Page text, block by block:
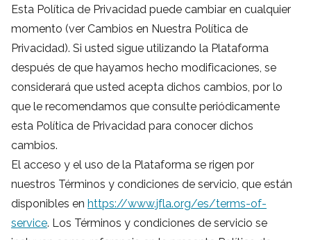
Esta Política de Privacidad puede cambiar en cualquier
momento (ver Cambios en Nuestra Política de
Privacidad). Si usted sigue utilizando la Plataforma
después de que hayamos hecho modificaciones, se
considerará que usted acepta dichos cambios, por lo
que le recomendamos que consulte periódicamente
esta Política de Privacidad para conocer dichos
cambios.
El acceso y el uso de la Plataforma se rigen por
nuestros Términos y condiciones de servicio, que están
disponibles en https://www.jfla.org/es/terms-of-
service. Los Términos y condiciones de servicio se